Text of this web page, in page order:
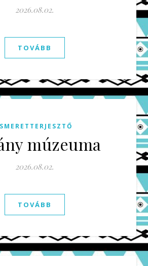
2026.08.02.
TOVÁBB
múzeuma
2026.08.02.
TOVÁBB